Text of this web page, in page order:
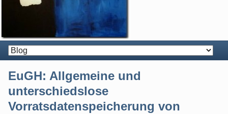
EuGH: Allgemeine und
unterschiedslose
Vorratsdatenspeicherung von